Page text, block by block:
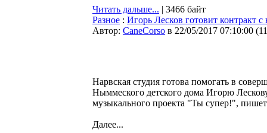
Читать дальше... | 3466 байт
Разное : Игорь Лесков готовит контракт с
Автор: CaneCorso в 22/05/2017 07:10:00 (
Нарвская студия готова помогать в
Ныммеского детского дома Игорю
музыкального проекта "Ты супер!",
Далее...